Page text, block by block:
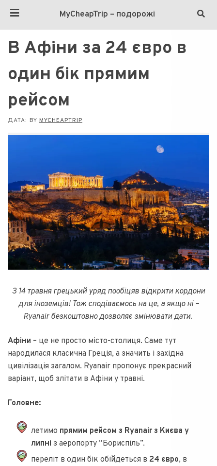
MyCheapTrip – подорожі
В Афіни за 24 євро в
один бік прямим
рейсом
ДАТА: BY MYCHEAPTRIP
З 14 травня грецький уряд пообіцяв відкрити кордони
для іноземців! Тож сподіваємось на це, а якщо ні –
Ryanair безкоштовно дозволяє змінювати дати.
Афіни – це не просто місто-столиця. Саме тут
народилася класична Греція, а значить і західна
цивілізація загалом. Ryanair пропонує прекрасний
варіант, щоб злітати в Афіни у травні.
Головне:
летимо прямим рейсом з Ryanair з Києва у
липні з аеропорту “Бориспіль”.
переліт в один бік обійдеться в 24 євро, в